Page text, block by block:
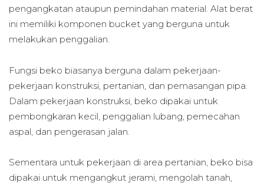
pengangkatan ataupun pemindahan material. Alat berat
ini memiliki komponen bucket yang berguna untuk
melakukan penggalian.
Fungsi beko biasanya berguna dalam pekerjaan-
pekerjaan konstruksi, pertanian, dan pemasangan pipa.
Dalam pekerjaan konstruksi, beko dipakai untuk
pembongkaran kecil, penggalian lubang, pemecahan
aspal, dan pengerasan jalan.
Sementara untuk pekerjaan di area pertanian, beko bisa
dipakai untuk mengangkut jerami, mengolah tanah,